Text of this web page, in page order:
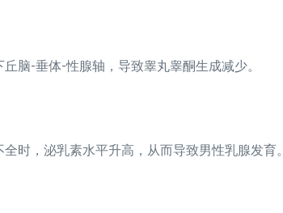
脑-垂体-性腺轴，导致睾丸睾酮生成减少。
时，泌乳素水平升高，从而导致男性乳腺发育。